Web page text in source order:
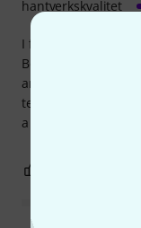
I fitted this neat
Bouzouki. Results
amp. clear, well
tendency for
a little life and
hantverkskvalitet